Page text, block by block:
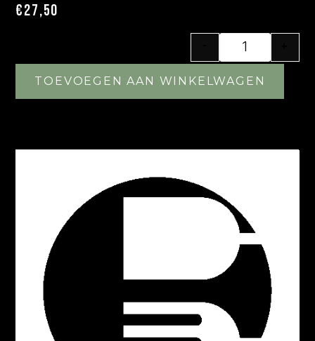
€27,50
TOEVOEGEN AAN WINKELWAGEN